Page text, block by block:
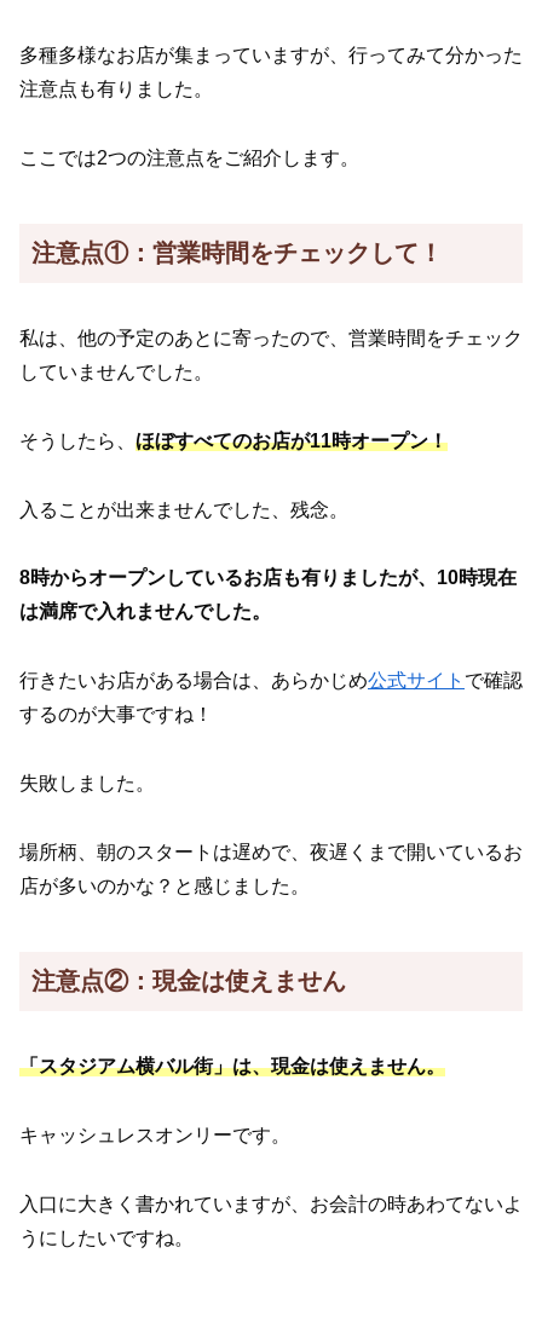
多種多様なお店が集まっていますが、行ってみて分かった
注意点も有りました。
ここでは2つの注意点をご紹介します。
注意点①：営業時間をチェックして！
私は、他の予定のあとに寄ったので、営業時間をチェック
していませんでした。
そうしたら、 ほぼすべてのお店が11時オープン！
入ることが出来ませんでした、残念。
8時からオープンしているお店も有りましたが、10時現在
は満席で入れませんでした。
行きたいお店がある場合は、あらかじめ公式サイト で確認
するのが大事ですね！
失敗しました。
場所柄、朝のスタートは遅めで、夜遅くまで開いているお
店が多いのかな？と感じました。
注意点②：現金は使えません
「スタジアム横バル街」は、現金は使えません。
キャッシュレスオンリーです。
入口に大きく書かれていますが、お会計の時あわてないよ
うにしたいですね。